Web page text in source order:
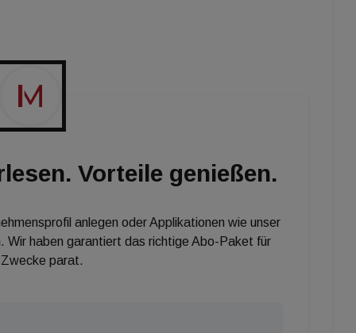
Vorteile genießen.
anlegen oder Applikationen wie unser
Wir haben garantiert das richtige Abo-Paket für
Zwecke parat.